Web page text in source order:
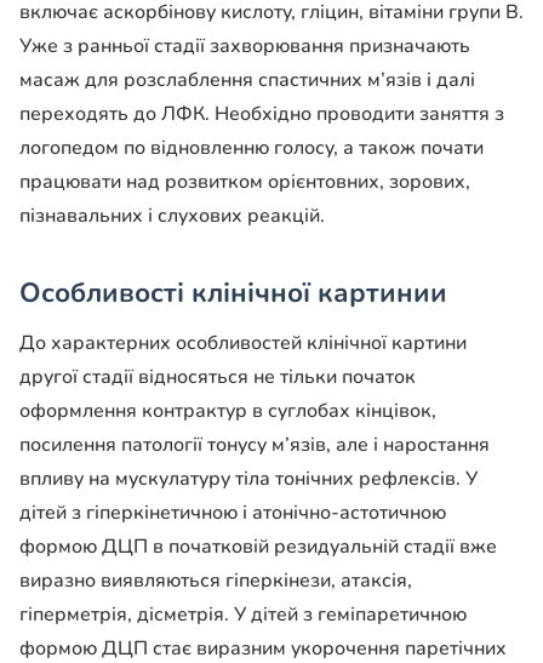
включає аскорбінову кислоту, гліцин, вітаміни групи В.
Уже з ранньої стадії захворювання призначають
масаж для розслаблення спастичних м’язів і далі
переходять до ЛФК. Необхідно проводити заняття з
логопедом по відновленню голосу, а також почати
працювати над розвитком орієнтовних, зорових,
пізнавальних і слухових реакцій.
Особливості клінічної картинии
До характерних особливостей клінічної картини
другої стадії відносяться не тільки початок
оформлення контрактур в суглобах кінцівок,
посилення патології тонусу м’язів, але і наростання
впливу на мускулатуру тіла тонічних рефлексів. У
дітей з гіперкінетичною і атонічно-астотичною
формою ДЦП в початковій резидуальній стадії вже
виразно виявляються гіперкінези, атаксія,
гіперметрія, дісметрія. У дітей з геміпаретичною
формою ДЦП стає виразним укорочення паретічних